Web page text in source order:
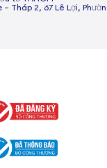
Tháp 2, 67 Lê Lợi,